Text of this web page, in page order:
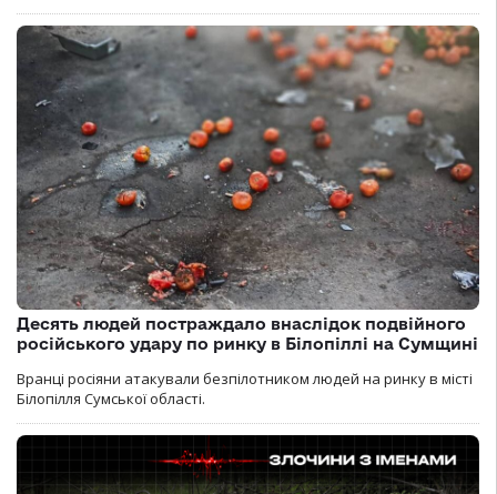
Десять людей постраждало внаслідок подвійного
російського удару по ринку в Білопіллі на Сумщині
Вранці росіяни атакували безпілотником людей на ринку в місті
Білопілля Сумської області.